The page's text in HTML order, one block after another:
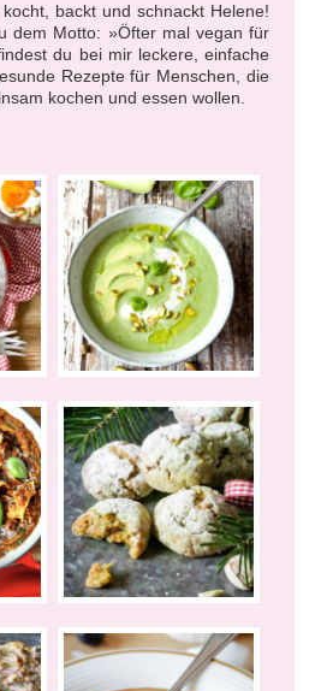
kocht, backt und schnackt Helene!
dem Motto: »Öfter mal vegan für
du bei mir leckere, einfache
Rezepte für Menschen, die
kochen und essen wollen.